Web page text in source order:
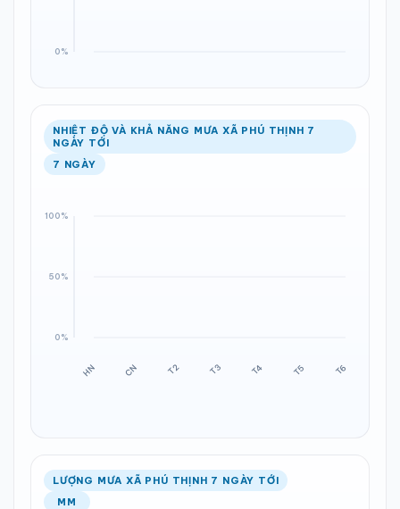
NHIỆT ĐỘ VÀ KHẢ NĂNG MƯA XÃ PHÚ THỊNH 7
NGÀY TỚI
7 NGÀY
LƯỢNG MƯA XÃ PHÚ THỊNH 7 NGÀY TỚI
MM